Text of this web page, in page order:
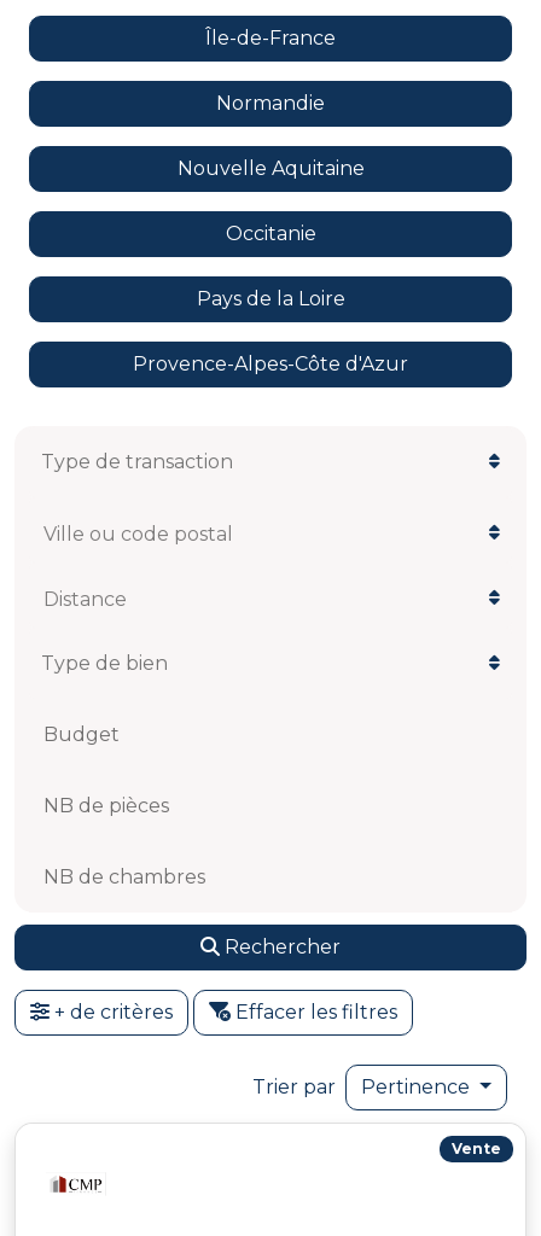
Île-de-France
Normandie
Nouvelle Aquitaine
Occitanie
Pays de la Loire
Provence-Alpes-Côte d'Azur
Ville ou code postal
Distance
Budget
NB de pièces
NB de chambres
Rechercher
+ de critères Effacer les filtres
Trier par Pertinence
Vente